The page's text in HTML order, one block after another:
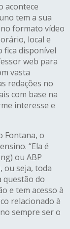
acontece
tem a sua
formato vídeo
local e
fica disponível
web para
vasta
redações no
com base na
interesse e
Fontana, o
“Ela é
ou ABP
ou seja, toda
questão do
e tem acesso à
relacionado à
sempre ser o